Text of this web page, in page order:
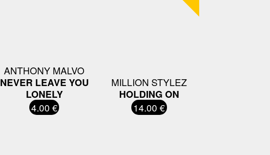
ANTHONY MALVO
NEVER LEAVE YOU
LONELY
4.00 €
MILLION STYLEZ
HOLDING ON
14.00 €